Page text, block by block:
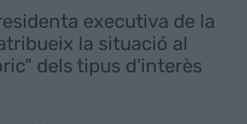
executiva de la
la situació al
dels tipus d'interès